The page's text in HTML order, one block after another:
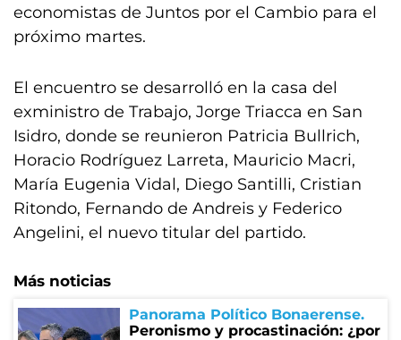
economistas de Juntos por el Cambio para el
próximo martes.
El encuentro se desarrolló en la casa del
exministro de Trabajo, Jorge Triacca en San
Isidro, donde se reunieron Patricia Bullrich,
Horacio Rodríguez Larreta, Mauricio Macri,
María Eugenia Vidal, Diego Santilli, Cristian
Ritondo, Fernando de Andreis y Federico
Angelini, el nuevo titular del partido.
Más noticias
Panorama Político Bonaerense
Peronismo y procastinación: ¿por